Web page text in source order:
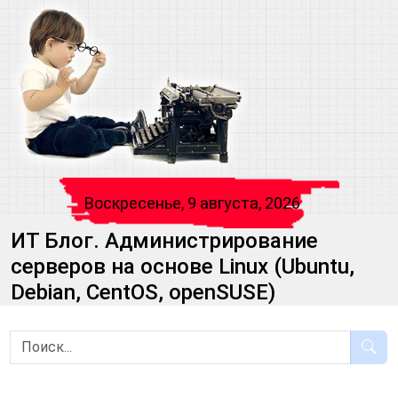
Воскресенье, 9 августа, 2026
ИТ Блог. Администрирование
серверов на основе Linux (Ubuntu,
Debian, CentOS, openSUSE)